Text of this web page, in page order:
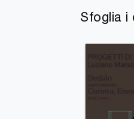
Sfoglia i